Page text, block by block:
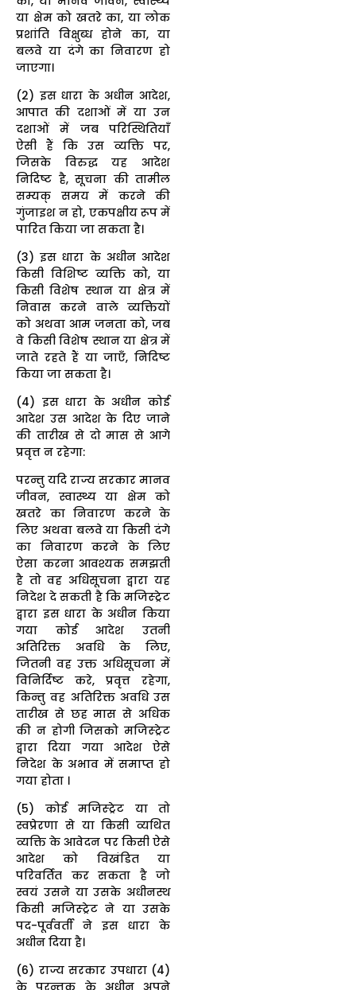
या क्षेम को खतरे का, या लोक
प्रशांति विक्षुब्ध होने का, या
बलवे या दंगे का निवारण हो
जाएगा।
(2) इस धारा के अधीन आदेश,
आपात की दशाओं में या उन
दशाओं में जब परिस्थितियाँ
ऐसी हैं कि उस व्यक्ति पर,
जिसके विरुद्ध यह आदेश
निदिष्ट है, सूचना की तामील
सम्यक् समय में करने की
गुंजाइश न हो, एकपक्षीय रूप में
पारित किया जा सकता है।
(3) इस धारा के अधीन आदेश
किसी विशिष्ट व्यक्ति को, या
किसी विशेष स्थान या क्षेत्र में
निवास करने वाले व्यक्तियों
को अथवा आम जनता को, जब
वे किसी विशेष स्थान या क्षेत्र में
जाते रहते हैं या जाएँ, निदिष्ट
किया जा सकता है।
(4) इस धारा के अधीन कोई
आदेश उस आदेश के दिए जाने
की तारीख से दो मास से आगे
प्रवृत्त न रहेगा:
परन्तु यदि राज्य सरकार मानव
जीवन, स्वास्थ्य या क्षेम को
खतरे का निवारण करने के
लिए अथवा बलवे या किसी दंगे
का निवारण करने के लिए
ऐसा करना आवश्यक समझती
है तो वह अधिसूचना द्वारा यह
निदेश दे सकती है कि मजिस्ट्रेट
द्वारा इस धारा के अधीन किया
गया कोई आदेश उतनी
अतिरिक्त अवधि के लिए,
जितनी वह उक्त अधिसूचना में
विनिर्दिष्ट करे, प्रवृत्त रहेगा,
किन्तु वह अतिरिक्त अवधि उस
तारीख से छह मास से अधिक
की न होगी जिसको मजिस्ट्रेट
द्वारा दिया गया आदेश ऐसे
निदेश के अभाव में समाप्त हो
गया होता ।
(5) कोई मजिस्ट्रेट या तो
स्वप्रेरणा से या किसी व्यथित
व्यक्ति के आवेदन पर किसी ऐसे
आदेश को विखंडित या
परिवर्तित कर सकता है जो
स्वयं उसने या उसके अधीनस्थ
किसी मजिस्ट्रेट ने या उसके
पद-पूर्ववर्ती ने इस धारा के
अधीन दिया है।
(6) राज्य सरकार उपधारा (4)
के परन्तुक के अधीन अपने